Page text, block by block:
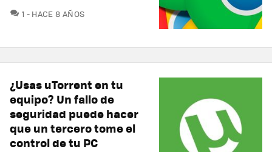
1 COMENTARIOS
HACE 8 AÑOS
¿Usas uTorrent en tu
equipo? Un fallo de
seguridad puede hacer
que un tercero tome el
control de tu PC